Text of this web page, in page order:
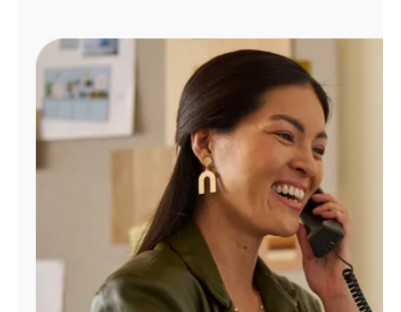
Administrar
cuenta
Encuentra
tienda